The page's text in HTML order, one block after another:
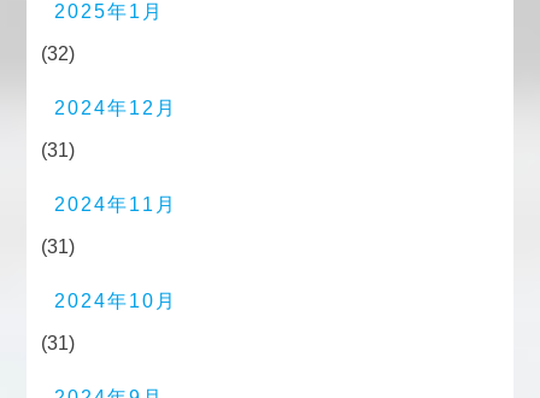
2025年1月
(32)
2024年12月
(31)
2024年11月
(31)
2024年10月
(31)